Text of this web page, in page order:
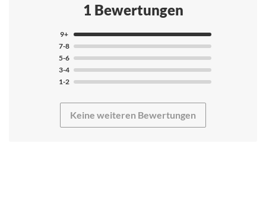
1 Bewertungen
9+
7-8
5-6
3-4
1-2
Keine weiteren Bewertungen